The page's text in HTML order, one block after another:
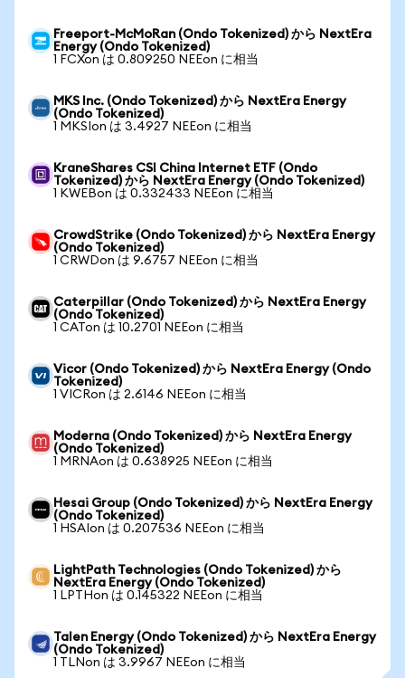
Freeport-McMoRan (Ondo Tokenized) から NextEra
Energy (Ondo Tokenized)
1 FCXon は 0.809250 NEEon に相当
MKS Inc. (Ondo Tokenized) から NextEra Energy
(Ondo Tokenized)
1 MKSIon は 3.4927 NEEon に相当
KraneShares CSI China Internet ETF (Ondo
Tokenized) から NextEra Energy (Ondo Tokenized)
1 KWEBon は 0.332433 NEEon に相当
CrowdStrike (Ondo Tokenized) から NextEra Energy
(Ondo Tokenized)
1 CRWDon は 9.6757 NEEon に相当
Caterpillar (Ondo Tokenized) から NextEra Energy
(Ondo Tokenized)
1 CATon は 10.2701 NEEon に相当
Vicor (Ondo Tokenized) から NextEra Energy (Ondo
Tokenized)
1 VICRon は 2.6146 NEEon に相当
Moderna (Ondo Tokenized) から NextEra Energy
(Ondo Tokenized)
1 MRNAon は 0.638925 NEEon に相当
Hesai Group (Ondo Tokenized) から NextEra Energy
(Ondo Tokenized)
1 HSAIon は 0.207536 NEEon に相当
LightPath Technologies (Ondo Tokenized) から
NextEra Energy (Ondo Tokenized)
1 LPTHon は 0.145322 NEEon に相当
Talen Energy (Ondo Tokenized) から NextEra Energy
(Ondo Tokenized)
1 TLNon は 3.9967 NEEon に相当